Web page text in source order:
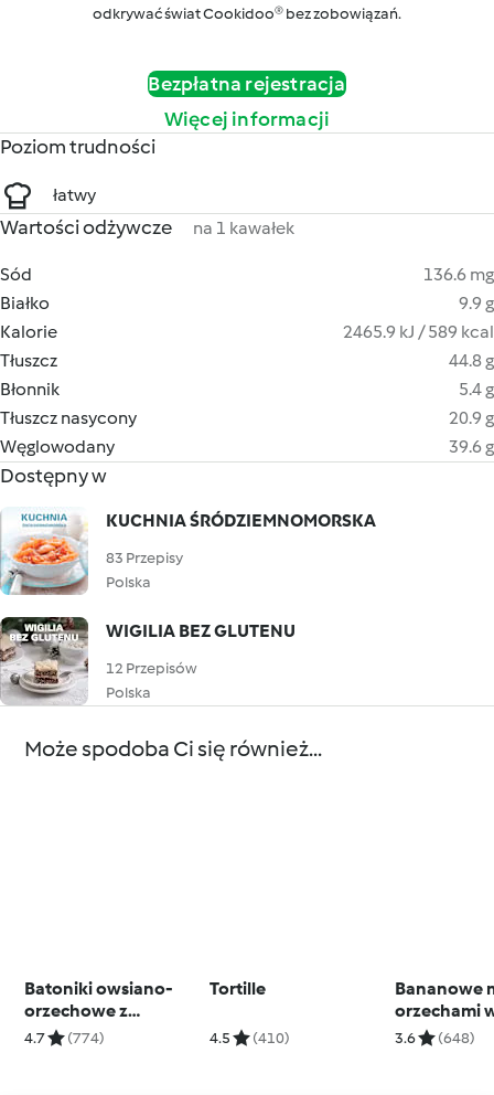
odkrywać świat Cookidoo® bez zobowiązań.
Bezpłatna rejestracja
Więcej informacji
Poziom trudności
łatwy
Wartości odżywcze na 1 kawałek
Sód
136.6 mg
Białko
9.9 g
Kalorie
2465.9 kJ / 589 kcal
Tłuszcz
44.8 g
Błonnik
5.4 g
Tłuszcz nasycony
20.9 g
Węglowodany
39.6 g
Dostępny w
KUCHNIA ŚRÓDZIEMNOMORSKA
83 Przepisy
Polska
WIGILIA BEZ GLUTENU
12 Przepisów
Polska
Może spodoba Ci się również...
Batoniki owsiano-
orzechowe z
czekoladą
4.7 (774)
Tortille
4.5 (410)
Bananowe
orzechami
3.6 (648)